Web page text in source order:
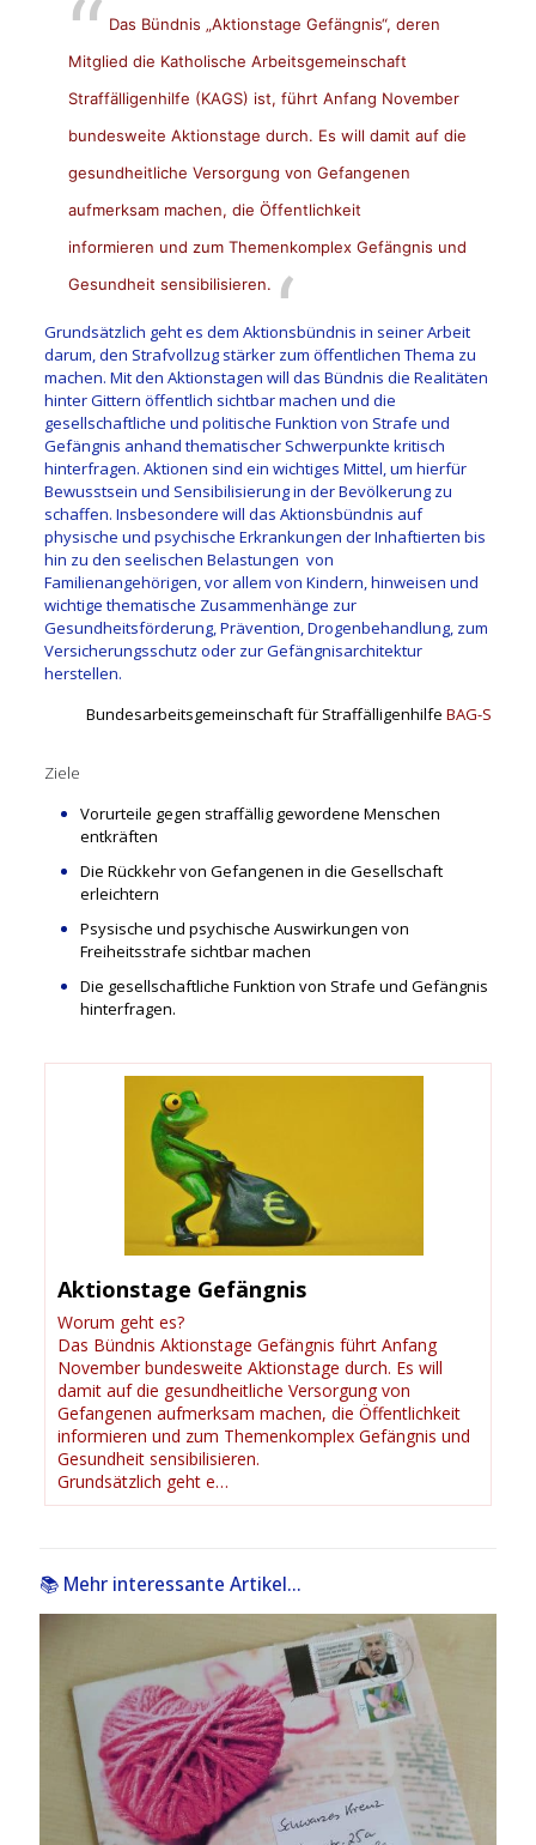
Das Bündnis „Aktionstage Gefängnis“, deren
Mitglied die Katholische Arbeitsgemeinschaft
Straffälligenhilfe (KAGS) ist, führt Anfang November
bundesweite Aktionstage durch. Es will damit auf die
gesundheitliche Versorgung von Gefangenen
aufmerksam machen, die Öffentlichkeit
informieren und zum Themenkomplex Gefängnis und
Gesundheit sensibilisieren.
Grundsätzlich geht es dem Aktionsbündnis in seiner Arbeit
darum, den Strafvollzug stärker zum öffentlichen Thema zu
machen. Mit den Aktionstagen will das Bündnis die Realitäten
hinter Gittern öffentlich sichtbar machen und die
gesellschaftliche und politische Funktion von Strafe und
Gefängnis anhand thematischer Schwerpunkte kritisch
hinterfragen. Aktionen sind ein wichtiges Mittel, um hierfür
Bewusstsein und Sensibilisierung in der Bevölkerung zu
schaffen. Insbesondere will das Aktionsbündnis auf
physische und psychische Erkrankungen der Inhaftierten bis
hin zu den seelischen Belastungen von
Familienangehörigen, vor allem von Kindern, hinweisen und
wichtige thematische Zusammenhänge zur
Gesundheitsförderung, Prävention, Drogenbehandlung, zum
Versicherungsschutz oder zur Gefängnisarchitektur
herstellen.
Bundesarbeitsgemeinschaft für StraffälligenhilfeBAG-S
Ziele
Vorurteile gegen straffällig gewordene Menschen
entkräften
Die Rückkehr von Gefangenen in die Gesellschaft
erleichtern
Psysische und psychische Auswirkungen von
Freiheitsstrafe sichtbar machen
Die gesellschaftliche Funktion von Strafe und Gefängnis
hinterfragen.
Aktionstage Gefängnis
Worum geht es?
Das Bündnis Aktionstage Gefängnis führt Anfang
November bundesweite Aktionstage durch. Es will
damit auf die gesundheitliche Versorgung von
Gefangenen aufmerksam machen, die Öffentlichkeit
informieren und zum Themenkomplex Gefängnis und
Gesundheit sensibilisieren.
Grundsätzlich geht e…
📚 Mehr interessante Artikel...